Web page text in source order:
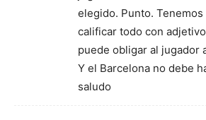
elegido. Punto. Tenemos
calificar todo con
puede obligar al jugador
Y el Barcelona no debe
saludo